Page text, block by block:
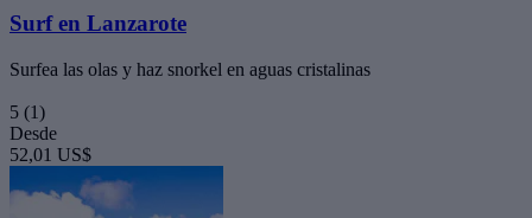
Surf en Lanzarote
Surfea las olas y haz snorkel en aguas cristalinas
5 (1)
Desde
52,01 US$